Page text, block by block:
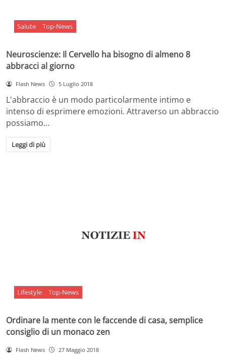
Salute Top-News
Neuroscienze: Il Cervello ha bisogno di almeno 8
abbracci al giorno
Flash News 5 Luglio 2018
L'abbraccio è un modo particolarmente intimo e
intenso di esprimere emozioni. Attraverso un abbraccio
possiamo…
Leggi di più
Lifestyle Top-News
Ordinare la mente con le faccende di casa, semplice
consiglio di un monaco zen
Flash News 27 Maggio 2018